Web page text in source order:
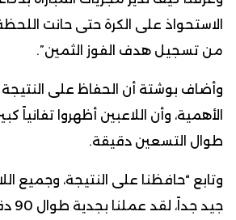
الاستحواذ على الكرة حتى حانت
من تسجيل هدف الفوز الثمين”.
وأضاف بوشتة أن الحفاظ على النتيجة
الأهمية، وأن اللاعبين أظهروا تفانياً
طوال التسعين دقيقة.
وتابع “حافظنا على النتيجة، وجميع
جيد